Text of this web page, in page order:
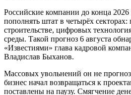
Российские компании до конца 2026
пополнять штат в четырёх
строительстве, цифровых
среды. Такой прогноз 6 августа
«Известиями» глава кадровой
Владислав Быханов.
Массовых увольнений он не
бизнес начал возвращаться к
поставлены на паузу. Смягчение